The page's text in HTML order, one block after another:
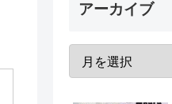
アーカイブ